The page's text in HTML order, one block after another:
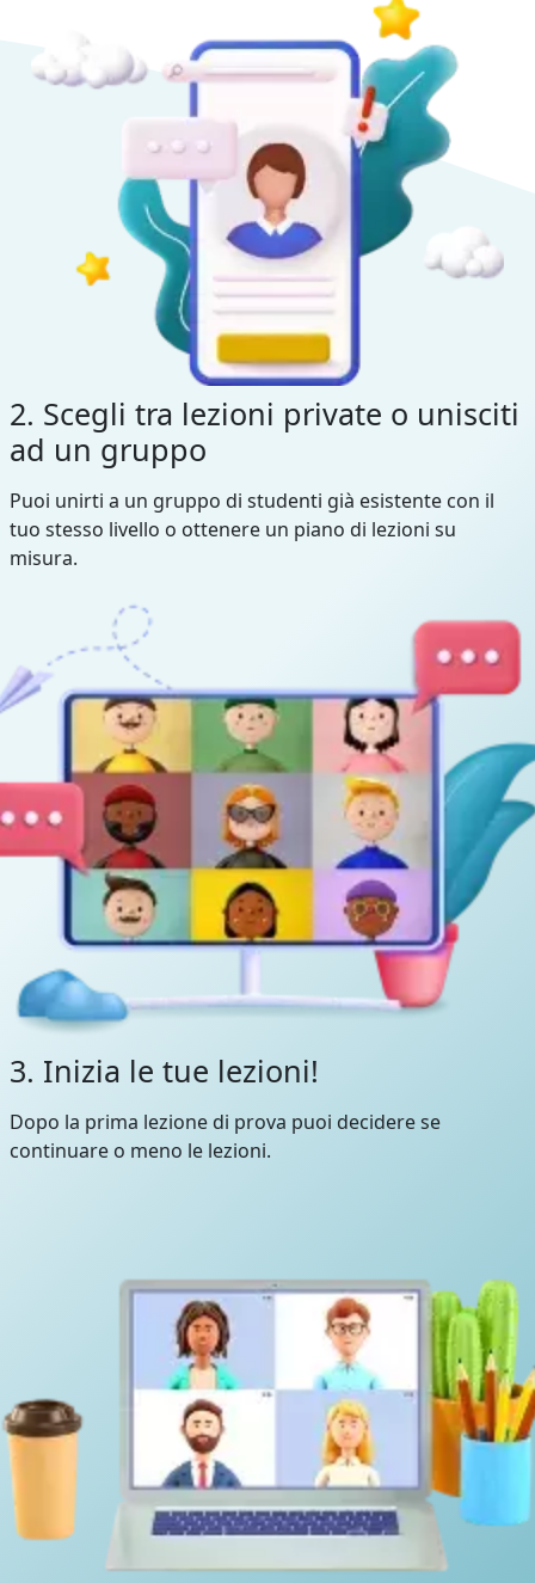
2. Scegli tra lezioni private o unisciti
ad un gruppo
Puoi unirti a un gruppo di studenti già esistente con il
tuo stesso livello o ottenere un piano di lezioni su
misura.
3. Inizia le tue lezioni!
Dopo la prima lezione di prova puoi decidere se
continuare o meno le lezioni.